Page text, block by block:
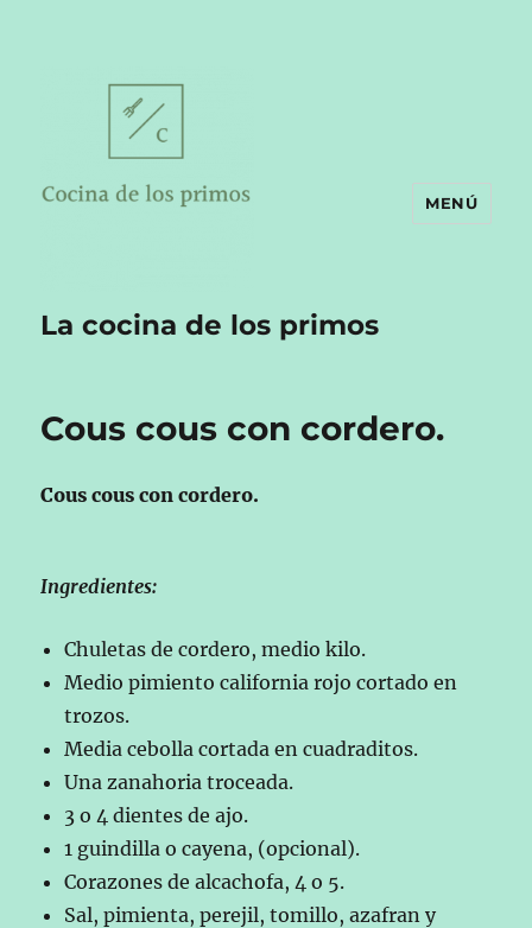
La cocina de los primos
MENÚ
Cous cous con cordero.
Cous cous con cordero.
Ingredientes:
Chuletas de cordero, medio kilo.
Medio pimiento california rojo cortado en
trozos.
Media cebolla cortada en cuadraditos.
Una zanahoria troceada.
3 o 4 dientes de ajo.
1 guindilla o cayena, (opcional).
Corazones de alcachofa, 4 o 5.
Sal, pimienta, perejil, tomillo, azafran y